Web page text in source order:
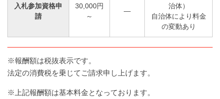
入札参加資格申
請
30,000円
～
―
治体）
自治体により料金
の変動あり
※報酬額は税抜表示です。
法定の消費税を乗じてご請求申し上げます。
※上記報酬額は基本料金となっております。